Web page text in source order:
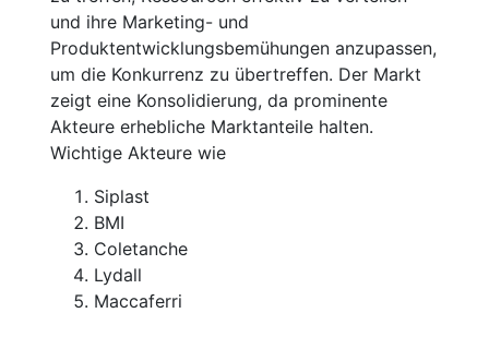
und ihre Marketing- und
Produktentwicklungsbemühungen anzupassen,
um die Konkurrenz zu übertreffen. Der Markt
zeigt eine Konsolidierung, da prominente
Akteure erhebliche Marktanteile halten.
Wichtige Akteure wie
Siplast
BMI
Coletanche
Lydall
Maccaferri